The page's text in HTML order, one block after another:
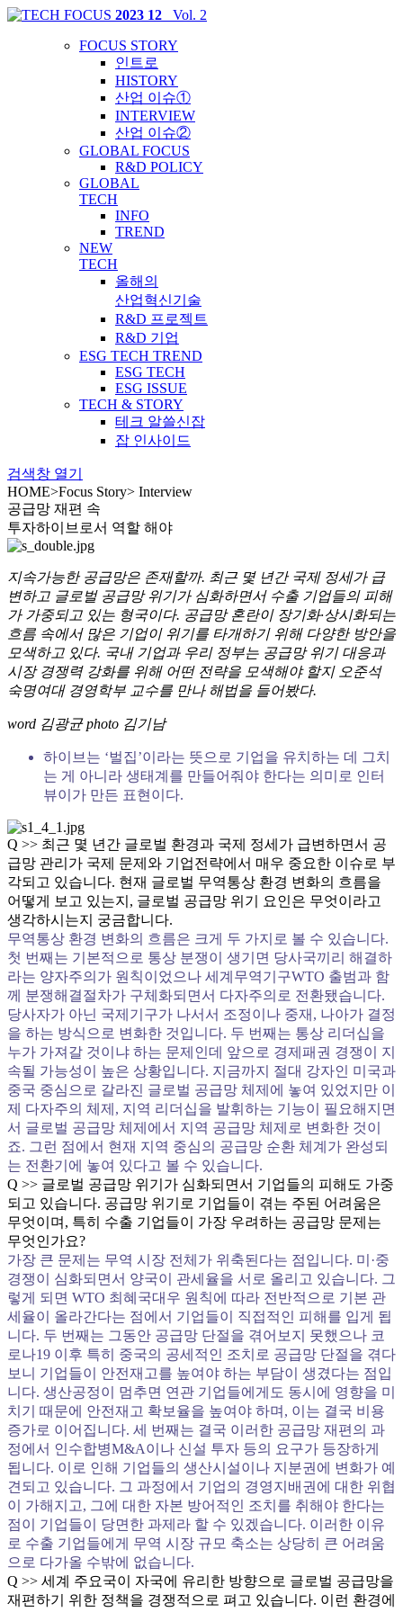
2023 12 _Vol. 2
FOCUS STORY
인트로
HISTORY
산업 이슈①
INTERVIEW
산업 이슈②
GLOBAL FOCUS
R&D POLICY
GLOBAL
TECH
INFO
TREND
NEW
TECH
올해의
산업혁신기술
R&D 프로젝트
R&D 기업
ESG TECH TREND
ESG TECH
ESG ISSUE
TECH & STORY
테크 알쓸신잡
잡 인사이드
검색창 열기
HOME>Focus Story> Interview
공급망 재편 속
투자하이브로서 역할 해야
지속가능한 공급망은 존재할까. 최근 몇 년간 국제 정세가 급
변하고 글로벌 공급망 위기가 심화하면서 수출 기업들의 피해
가 가중되고 있는 형국이다. 공급망 혼란이 장기화·상시화되는
흐름 속에서 많은 기업이 위기를 타개하기 위해 다양한 방안을
모색하고 있다. 국내 기업과 우리 정부는 공급망 위기 대응과
시장 경쟁력 강화를 위해 어떤 전략을 모색해야 할지 오준석
숙명여대 경영학부 교수를 만나 해법을 들어봤다.
word 김광균 photo 김기남
하이브는 ‘벌집’이라는 뜻으로 기업을 유치하는 데 그치
는 게 아니라 생태계를 만들어줘야 한다는 의미로 인터
뷰이가 만든 표현이다.
Q >> 최근 몇 년간 글로벌 환경과 국제 정세가 급변하면서 공
급망 관리가 국제 문제와 기업전략에서 매우 중요한 이슈로 부
각되고 있습니다. 현재 글로벌 무역통상 환경 변화의 흐름을
어떻게 보고 있는지, 글로벌 공급망 위기 요인은 무엇이라고
생각하시는지 궁금합니다.
무역통상 환경 변화의 흐름은 크게 두 가지로 볼 수 있습니다.
첫 번째는 기본적으로 통상 분쟁이 생기면 당사국끼리 해결하
라는 양자주의가 원칙이었으나 세계무역기구WTO 출범과 함
께 분쟁해결절차가 구체화되면서 다자주의로 전환됐습니다.
당사자가 아닌 국제기구가 나서서 조정이나 중재, 나아가 결정
을 하는 방식으로 변화한 것입니다. 두 번째는 통상 리더십을
누가 가져갈 것이냐 하는 문제인데 앞으로 경제패권 경쟁이 지
속될 가능성이 높은 상황입니다. 지금까지 절대 강자인 미국과
중국 중심으로 갈라진 글로벌 공급망 체제에 놓여 있었지만 이
제 다자주의 체제, 지역 리더십을 발휘하는 기능이 필요해지면
서 글로벌 공급망 체제에서 지역 공급망 체제로 변화한 것이
죠. 그런 점에서 현재 지역 중심의 공급망 순환 체계가 완성되
는 전환기에 놓여 있다고 볼 수 있습니다.
Q >> 글로벌 공급망 위기가 심화되면서 기업들의 피해도 가중
되고 있습니다. 공급망 위기로 기업들이 겪는 주된 어려움은
무엇이며, 특히 수출 기업들이 가장 우려하는 공급망 문제는
무엇인가요?
가장 큰 문제는 무역 시장 전체가 위축된다는 점입니다. 미·중
경쟁이 심화되면서 양국이 관세율을 서로 올리고 있습니다. 그
렇게 되면 WTO 최혜국대우 원칙에 따라 전반적으로 기본 관
세율이 올라간다는 점에서 기업들이 직접적인 피해를 입게 됩
니다. 두 번째는 그동안 공급망 단절을 겪어보지 못했으나 코
로나19 이후 특히 중국의 공세적인 조치로 공급망 단절을 겪다
보니 기업들이 안전재고를 높여야 하는 부담이 생겼다는 점입
니다. 생산공정이 멈추면 연관 기업들에게도 동시에 영향을 미
치기 때문에 안전재고 확보율을 높여야 하며, 이는 결국 비용
증가로 이어집니다. 세 번째는 결국 이러한 공급망 재편의 과
정에서 인수합병M&A이나 신설 투자 등의 요구가 등장하게
됩니다. 이로 인해 기업들의 생산시설이나 지분권에 변화가 예
견되고 있습니다. 그 과정에서 기업의 경영지배권에 대한 위협
이 가해지고, 그에 대한 자본 방어적인 조치를 취해야 한다는
점이 기업들이 당면한 과제라 할 수 있겠습니다. 이러한 이유
로 수출 기업들에게 무역 시장 규모 축소는 상당히 큰 어려움
으로 다가올 수밖에 없습니다.
Q >> 세계 주요국이 자국에 유리한 방향으로 글로벌 공급망을
재편하기 위한 정책을 경쟁적으로 펴고 있습니다. 이런 환경에